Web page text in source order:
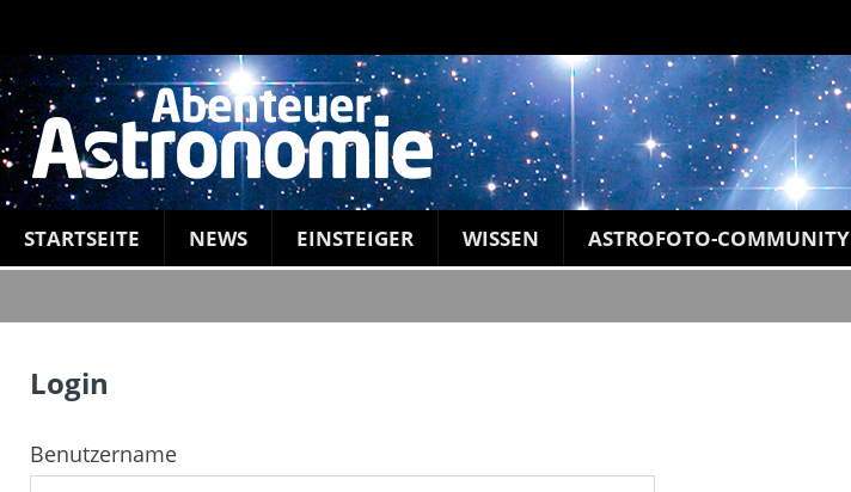
STARTSEITE NEWS EINSTEIGER WISSEN ASTROFOTO-COMMUNITY
Login
Benutzername